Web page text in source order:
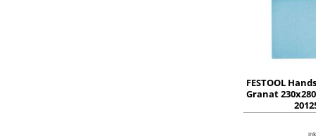
FESTOOL
Granat 230x280